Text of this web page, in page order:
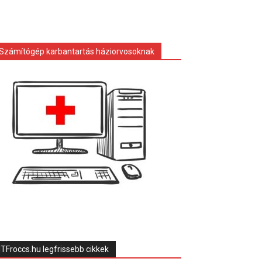
karbantartás háziorvosoknak
ITFroccs.hu legfrissebb cikkek